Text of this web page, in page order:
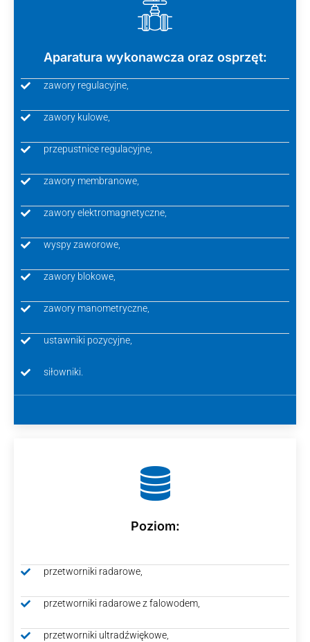
Aparatura wykonawcza oraz osprzęt:
zawory regulacyjne,
zawory kulowe,
przepustnice regulacyjne,
zawory membranowe,
zawory elektromagnetyczne,
wyspy zaworowe,
zawory blokowe,
zawory manometryczne,
ustawniki pozycyjne,
siłowniki.
Poziom:
przetworniki radarowe,
przetworniki radarowe z falowodem,
przetworniki ultradźwiękowe,